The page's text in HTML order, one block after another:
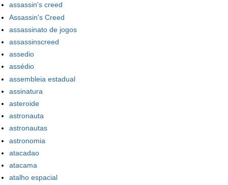
assassin's creed
Assassin's Creed
assassinato de jogos
assassinscreed
assedio
assédio
assembleia estadual
assinatura
asteroide
astronauta
astronautas
astronomia
atacadao
atacama
atalho espacial